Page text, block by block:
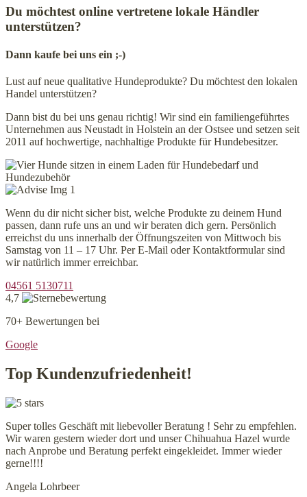
Du möchtest online vertretene lokale Händler
unterstützen?
Dann kaufe bei uns ein ;-)
Lust auf neue qualitative Hundeprodukte? Du möchtest den lokalen
Handel unterstützen?
Dann bist du bei uns genau richtig! Wir sind ein familiengeführtes
Unternehmen aus Neustadt in Holstein an der Ostsee und setzen seit
2011 auf hochwertige, nachhaltige Produkte für Hundebesitzer.
Wenn du dir nicht sicher bist, welche Produkte zu deinem Hund
passen, dann rufe uns an und wir beraten dich gern. Persönlich
erreichst du uns innerhalb der Öffnungszeiten von Mittwoch bis
Samstag von 11 – 17 Uhr. Per E-Mail oder Kontaktformular sind
wir natürlich immer erreichbar.
04561 5130711
4,7
70+ Bewertungen bei
Google
Top Kundenzufriedenheit!
Super tolles Geschäft mit liebevoller Beratung ! Sehr zu empfehlen.
Wir waren gestern wieder dort und unser Chihuahua Hazel wurde
nach Anprobe und Beratung perfekt eingekleidet. Immer wieder
gerne!!!!
Angela Lohrbeer